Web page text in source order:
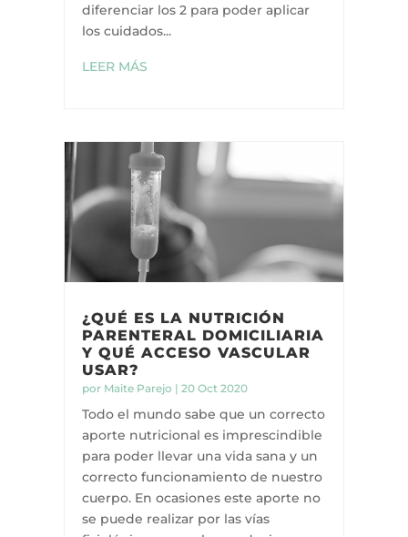
diferenciar los 2 para poder aplicar
los cuidados...
LEER MÁS
¿QUÉ ES LA NUTRICIÓN
PARENTERAL DOMICILIARIA
Y QUÉ ACCESO VASCULAR
USAR?
por Maite Parejo | 20 Oct 2020
Todo el mundo sabe que un correcto
aporte nutricional es imprescindible
para poder llevar una vida sana y un
correcto funcionamiento de nuestro
cuerpo. En ocasiones este aporte no
se puede realizar por las vías